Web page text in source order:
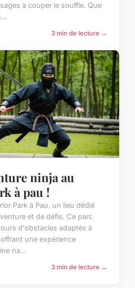
à couper le souffle. Que
3 min de lecture →
ninja au
à pau !
Park à Pau, un lieu dédié
et de défis. Ce parc
d'obstacles adaptés à
une expérience
na...
3 min de lecture →